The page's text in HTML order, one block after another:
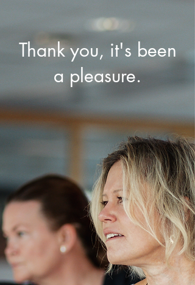
Thank you, it's been
a pleasure.